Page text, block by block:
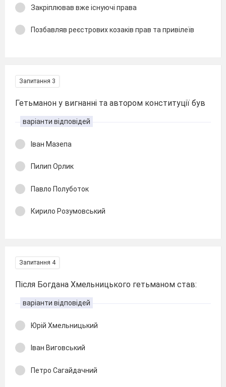
Закріплював вже існуючі права
Позбавляв реєстрових козаків прав та привілеїв
Запитання 3
Гетьманон у вигнанні та автором конституції був
варіанти відповідей
Іван Мазепа
Пилип Орлик
Павло Полуботок
Кирило Розумовський
Запитання 4
Після Богдана Хмельницького гетьманом став:
варіанти відповідей
Юрій Хмельницький
Іван Виговський
Петро Сагайдачний